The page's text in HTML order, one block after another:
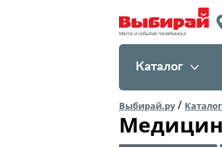
Места и события Челябинска
Каталог
Выбирай.ру/ Каталог